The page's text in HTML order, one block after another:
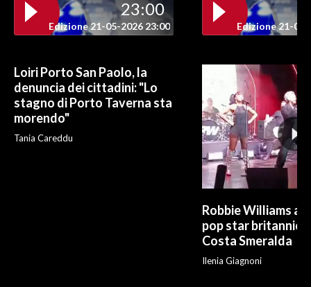
INSULARITÀ
ABBONATI
ANNUNCI
NECROLOGI
PUBBLICITÀ
23:00
Edizione 21-05-2026 23:00 Edizione 21-05-
Loiri Porto San Paolo, la
denuncia dei cittadini: "Lo
stagno di Porto Taverna sta
morendo"
Tania Careddu
Robbie Williams al
pop star britannica
Costa Smeralda
Ilenia Giagnoni